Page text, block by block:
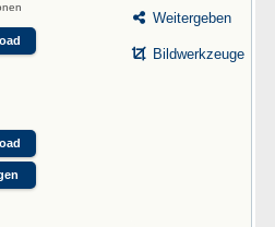
Weitergeben
Bildwerkzeuge